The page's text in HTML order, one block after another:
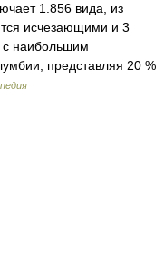
1.856 вида, из
исчезающими и 3
с наибольшим
представляя 20 %